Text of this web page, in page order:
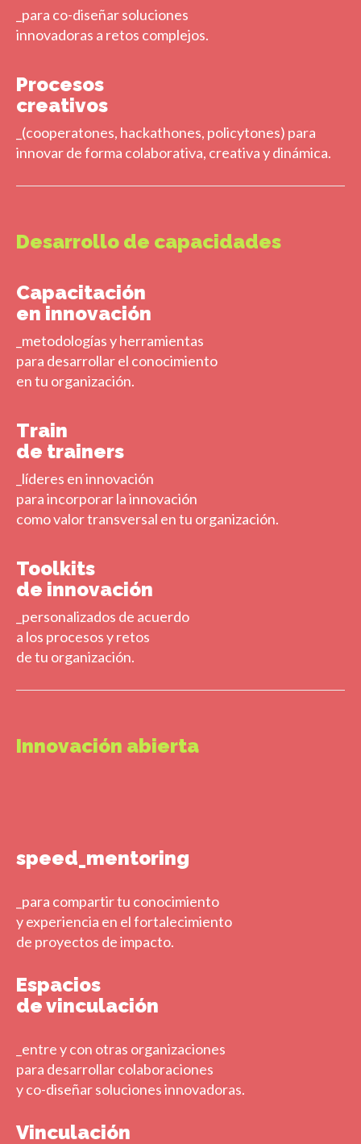
_para co-diseñar soluciones
innovadoras a retos complejos.
Procesos
creativos
_(cooperatones, hackathones, policytones) para
innovar de forma colaborativa, creativa y dinámica.
Desarrollo de capacidades
Capacitación
en innovación
_metodologías y herramientas
para desarrollar el conocimiento
en tu organización.
Train
de trainers
_líderes en innovación
para incorporar la innovación
como valor transversal en tu organización.
Toolkits
de innovación
_personalizados de acuerdo
a los procesos y retos
de tu organización.
Innovación abierta
speed_mentoring
_para compartir tu conocimiento
y experiencia en el fortalecimiento
de proyectos de impacto.
Espacios
de vinculación
_entre y con otras organizaciones
para desarrollar colaboraciones
y co-diseñar soluciones innovadoras.
Vinculación